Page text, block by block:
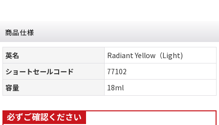
商品仕様
英名
Radiant Yellow（Light)
ショートセールコード
77102
容量
18ml